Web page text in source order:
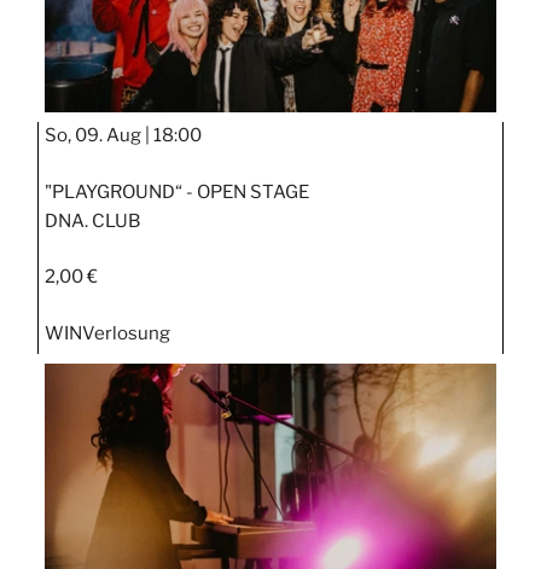
So, 09. Aug | 18:00
"PLAYGROUND“ - OPEN STAGE
DNA. CLUB
2,00 €
WINVerlosung